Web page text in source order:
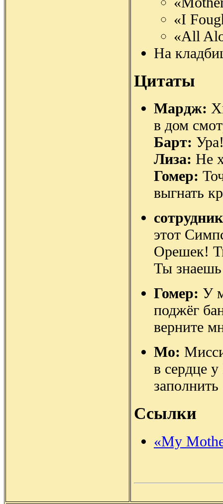
«I
«All
На
Цитаты
Мардж:
в дом
Барт:
Лиза: Не
Гомер:
выгнать
этот
Орешек!
Ты
Гомер: У
поджёг
верните
Мо:
в сердце
Ссылки
«My